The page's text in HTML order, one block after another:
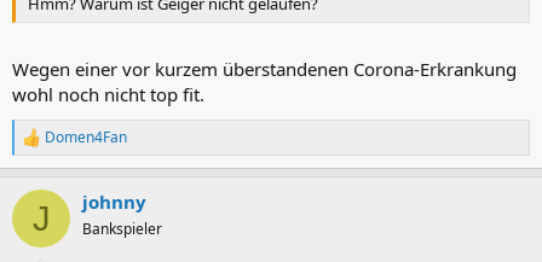
Wegen einer vor kurzem überstandenen Corona-Erkrankung
wohl noch nicht top fit.
R
e
k
i
Domen4Fan
J johnny
Bankspieler